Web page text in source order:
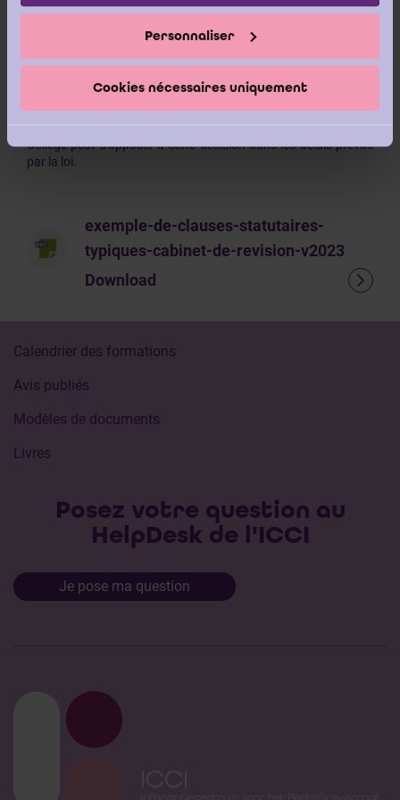
Personnaliser
Cookies nécessaires uniquement
Ci-après, vous trouvez des exemples de clauses statutaires
n’altèrent cependant pas la procédure d’approbation des
statuts par l’Institut des Réviseurs d’Entreprises. Le Conseil
que soit sa forme juridique, au registre public de l’Institut des
Réviseurs d’Entreprises. L’Institut communique cette décision
Collège peut s’opposer à cette décision dans les délais prévus
par la loi.
exemple-de-clauses-statutaires-
typiques-cabinet-de-revision-v2023
Download
Calendrier des formations
Avis publiés
Modèles de documents
Livres
Posez votre question au
HelpDesk de l'ICCI
Je pose ma question